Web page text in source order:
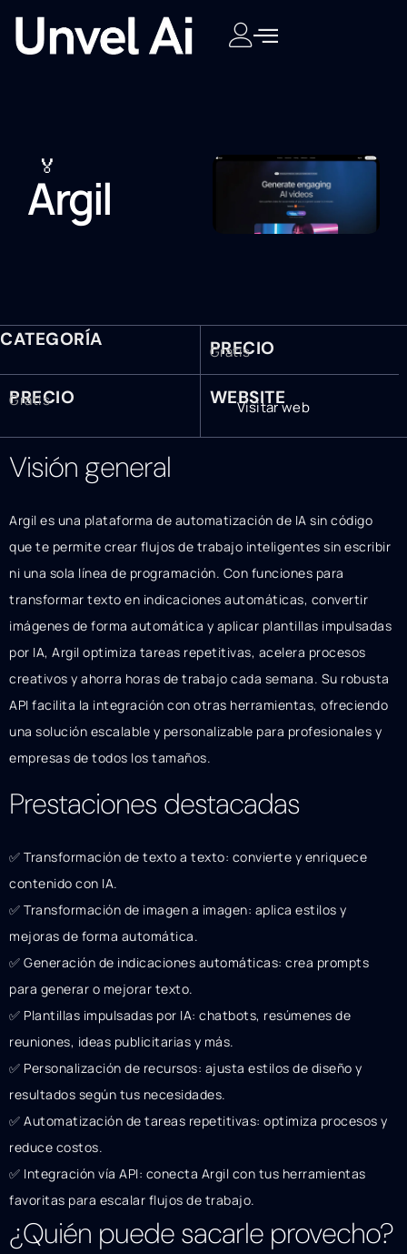
🏅
Argil
CATEGORÍA PRECIO
Gratis
PRECIO
Gratis WEBSITE
Visitar web
Visión general
Argil es una plataforma de automatización de IA sin código
que te permite crear flujos de trabajo inteligentes sin escribir
ni una sola línea de programación. Con funciones para
transformar texto en indicaciones automáticas, convertir
imágenes de forma automática y aplicar plantillas impulsadas
por IA, Argil optimiza tareas repetitivas, acelera procesos
creativos y ahorra horas de trabajo cada semana. Su robusta
API facilita la integración con otras herramientas, ofreciendo
una solución escalable y personalizable para profesionales y
empresas de todos los tamaños.
Prestaciones destacadas
✅ Transformación de texto a texto: convierte y enriquece
contenido con IA.
✅ Transformación de imagen a imagen: aplica estilos y
mejoras de forma automática.
✅ Generación de indicaciones automáticas: crea prompts
para generar o mejorar texto.
✅ Plantillas impulsadas por IA: chatbots, resúmenes de
reuniones, ideas publicitarias y más.
✅ Personalización de recursos: ajusta estilos de diseño y
resultados según tus necesidades.
✅ Automatización de tareas repetitivas: optimiza procesos y
reduce costos.
✅ Integración vía API: conecta Argil con tus herramientas
favoritas para escalar flujos de trabajo.
¿Quién puede sacarle provecho?